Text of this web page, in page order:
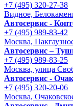
+7 (495) 320-27-38
Видное,
Автосервис -
+7 (495) 989-83-42
Москва,
Автосервис –
+7 (495) 989-83-25
Москва, улица
Автосервис -
+7 (495) 320-20-06
Москва,